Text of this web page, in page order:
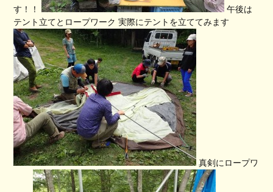
す！！
午後は
テント立てとロープワーク 実際にテントを立ててみます
真剣にロープワ